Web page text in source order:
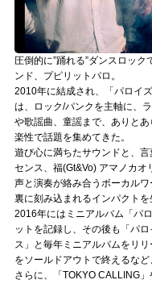
muevoクラウドファン
muevoコミュニティ
ぶいクラ！by muevo
ぶいコミュ！by muevo
ぶいマガ！ by muevo
Follow us
Official SNS
圧倒的に”踊れる”ダンスロッ
ンド、プピリットパロ。
2010年に結成され、「パロイ
は、ロック/パンクを主軸に、
や歌謡曲、童謡まで、ありと
楽性で話題を集めてきた。
遊び心に満ちたサウンドと、
センス、福(Gt&Vo) アマノカ
声と演奏が絡み合うボーカル
裏に刻み込まれるインパクトを
2016年にはミニアルバム「パ
ットを記録し、その後も「パ
ス」と毎年ミニアルバムをリ
をソールドアウトで終えるな
さらに、「TOKYO CALLING